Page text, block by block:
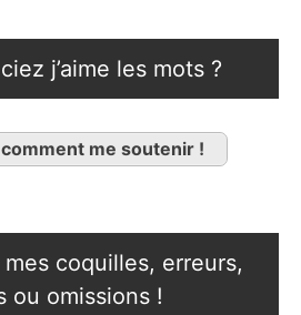
j’aime les mots ?
me soutenir !
coquilles, erreurs,
ou omissions !